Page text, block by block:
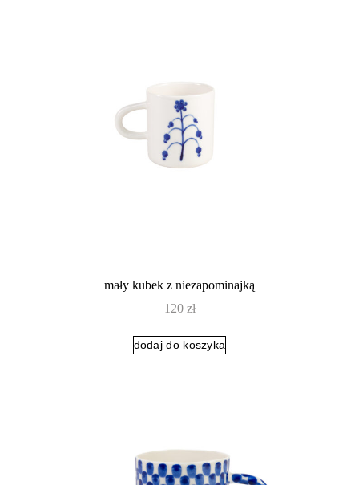
mały kubek z niezapominajką
120 zł
dodaj do koszyka